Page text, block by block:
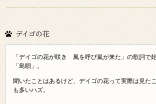
デイゴの花
「デイゴの花が咲き 風を呼び嵐が来た」の歌詞で
「島唄」。
聞いたことはあるけど、デイゴの花って実際は見
も多いハズ。